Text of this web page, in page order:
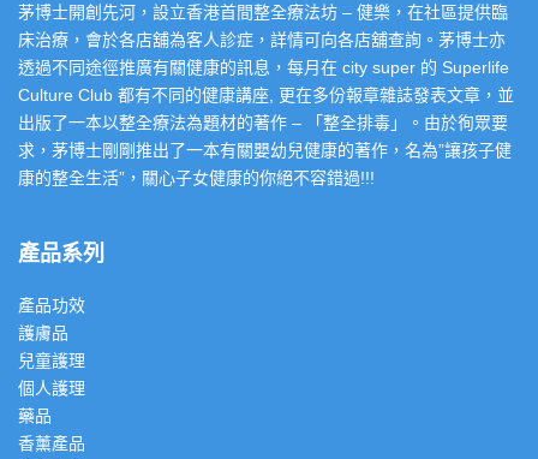
茅博士開創先河，設立香港首間整全療法坊 – 健樂，在社區提供臨
床治療，會於各店舖為客人診症，詳情可向各店舖查詢。茅博士亦
透過不同途徑推廣有關健康的訊息，每月在 city super 的 Superlife
Culture Club 都有不同的健康講座, 更在多份報章雜誌發表文章，並
出版了一本以整全療法為題材的著作 – 「整全排毒」。由於徇眾要
求，茅博士剛剛推出了一本有關嬰幼兒健康的著作，名為”讓孩子健
康的整全生活”，關心子女健康的你絕不容錯過!!!
產品系列
產品功效
護膚品
兒童護理
個人護理
藥品
香薰產品